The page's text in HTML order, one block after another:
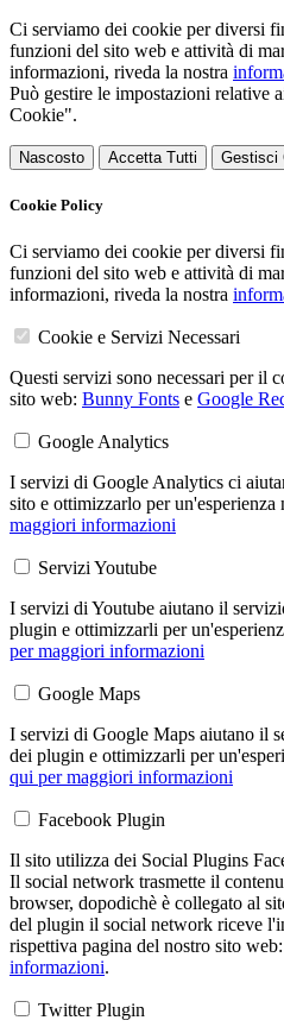
Ci serviamo dei cookie per diversi
funzioni del sito web e attività di
informazioni, riveda la nostra
Può gestire le impostazioni relative
Cookie".
Nascosto Accetta Tutti Gestisci
Cookie Policy
Ci serviamo dei cookie per diversi
funzioni del sito web e attività di
informazioni, riveda la nostra
Cookie e Servizi Necessari
Questi servizi sono necessari per il
sito web: Bunny Fonts e Google
Google Analytics
I servizi di Google Analytics ci
sito e ottimizzarlo per
maggiori informazioni
Servizi Youtube
I servizi di Youtube aiutano il
plugin e ottimizzarli per
per maggiori informazioni
Google Maps
I servizi di Google Maps aiutano il
dei plugin e ottimizzarli per
qui per maggiori informazioni
Facebook Plugin
Il sito utilizza dei Social Plugins
Il social network trasmette il
browser, dopodichè è collegato al
del plugin il social network riceve
rispettiva pagina del nostro sito web:
informazioni.
Twitter Plugin